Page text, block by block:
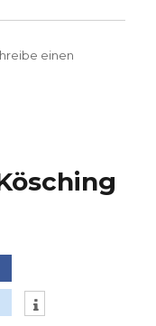
einen